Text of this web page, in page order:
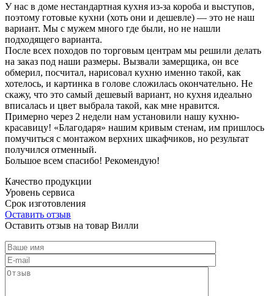
У нас в доме нестандартная кухня из-за короба и выступов,
поэтому готовые кухни (хоть они и дешевле) — это не наш
вариант. Мы с мужем много где были, но не нашли
подходящего варианта.
После всех походов по торговым центрам мы решили делать
на заказ под наши размеры. Вызвали замерщика, он все
обмерил, посчитал, нарисовал кухню именно такой, как
хотелось, и картинка в голове сложилась окончательно. Не
скажу, что это самый дешевый вариант, но кухня идеально
вписалась и цвет выбрала такой, как мне нравится.
Примерно через 2 недели нам установили нашу кухню-
красавицу! «Благодаря» нашим кривым стенам, им пришлось
помучиться с монтажом верхних шкафчиков, но результат
получился отменный.
Большое всем спасибо! Рекомендую!
Качество продукции
Уровень сервиса
Срок изготовления
Оставить отзыв
Оставить отзыв на товар Вилли